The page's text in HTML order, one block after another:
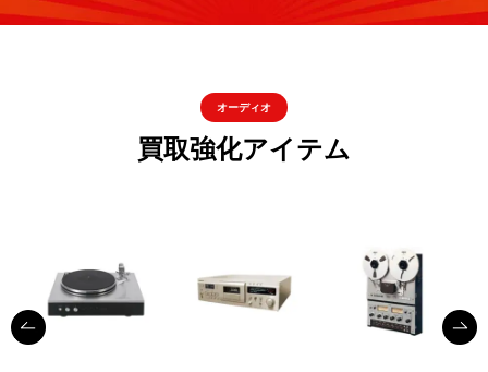
オーディオ
買取強化アイテム